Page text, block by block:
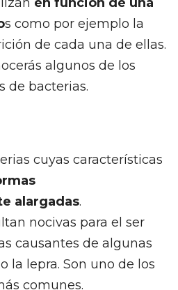
s como por ejemplo la
de cada una de ellas.
algunos de los
de bacterias.
cuyas características
alargadas.
nocivas para el ser
causantes de algunas
la lepra. Son uno de los
comunes.